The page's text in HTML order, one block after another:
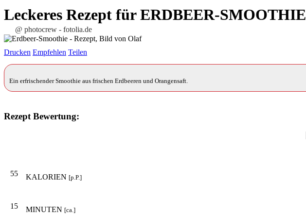
Leckeres Rezept fürERDBEER-SMOOTHIE
@ photocrew - fotolia.de
Drucken Empfehlen Teilen
Ein erfrischender Smoothie aus frischen Erdbeeren und Orangensaft.
Rezept Bewertung:
55 KALORIEN [p.P.]
15 MINUTEN [ca.]